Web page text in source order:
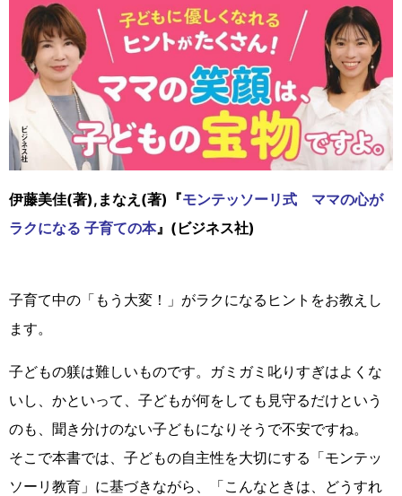
伊藤美佳(著),まなえ(著)『モンテッソーリ式 ママの心が
ラクになる 子育ての本』(ビジネス社)
子育て中の「もう大変！」がラクになるヒントをお教えし
ます。
子どもの躾は難しいものです。ガミガミ叱りすぎはよくな
いし、かといって、子どもが何をしても見守るだけという
のも、聞き分けのない子どもになりそうで不安ですね。
そこで本書では、子どもの自主性を大切にする「モンテッ
ソーリ教育」に基づきながら、「こんなときは、どうすれ